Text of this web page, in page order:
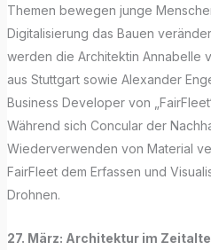
Themen bewegen junge
Digitalisierung das Bauen
werden die Architektin Annabelle
aus Stuttgart sowie Alexander
Business Developer von
Während sich Concular der
Wiederverwenden von Material
FairFleet dem Erfassen und
Drohnen.
27. März: Architektur im